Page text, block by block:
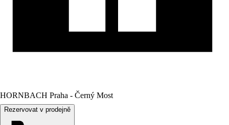
HORNBACH Praha - Černý Most
Rezervovat v prodejně